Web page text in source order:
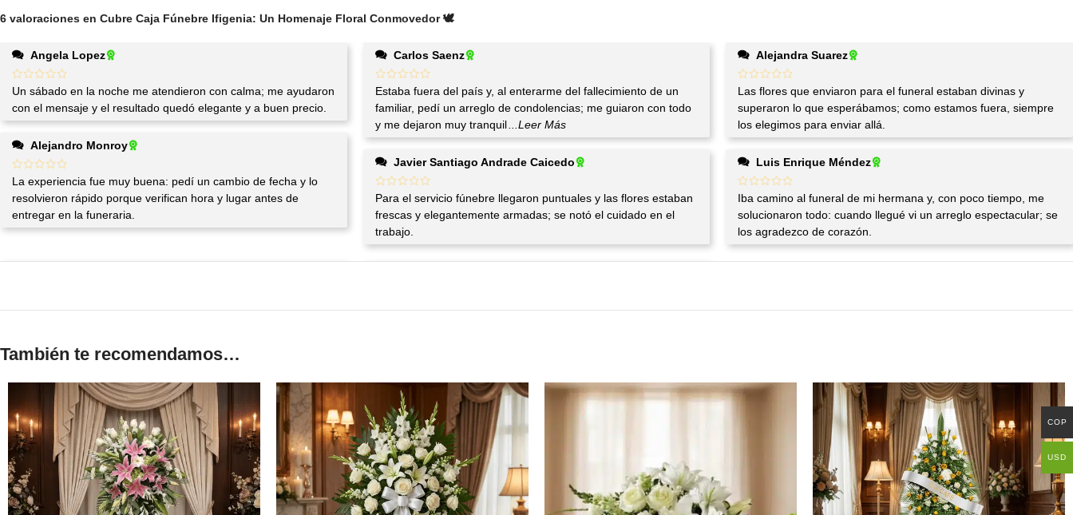
6 valoraciones en Cubre Caja Fúnebre Ifigenia: Un Homenaje Floral Conmovedor 🕊️
Angela Lopez
Un sábado en la noche me atendieron con calma; me ayudaron
con el mensaje y el resultado quedó elegante y a buen precio.
Alejandro Monroy
La experiencia fue muy buena: pedí un cambio de fecha y lo
resolvieron rápido porque verifican hora y lugar antes de
entregar en la funeraria.
Carlos Saenz
Estaba fuera del país y, al enterarme del fallecimiento de un
familiar, pedí un arreglo de condolencias; me guiaron con todo
y me dejaron muy tranquil
...Leer Más
Javier Santiago Andrade Caicedo
Para el servicio fúnebre llegaron puntuales y las flores estaban
frescas y elegantemente armadas; se notó el cuidado en el
trabajo.
Alejandra Suarez
Las flores que enviaron para el funeral estaban divinas y
superaron lo que esperábamos; como estamos fuera, siempre
los elegimos para enviar allá.
Luis Enrique Méndez
Iba camino al funeral de mi hermana y, con poco tiempo, me
solucionaron todo: cuando llegué vi un arreglo espectacular; se
los agradezco de corazón.
También te recomendamos…
COP
USD